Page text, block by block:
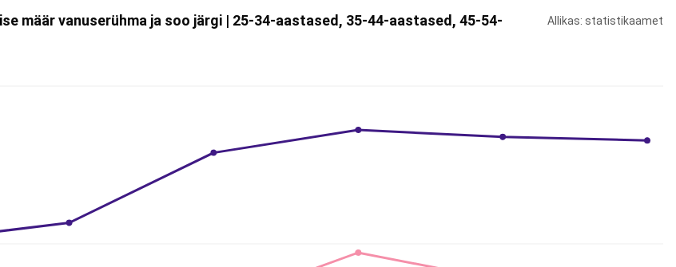
määr vanuserühma ja soo järgi | 25-34-aastased, 35-44-aastased, 45-54-
Allikas: statistikaamet